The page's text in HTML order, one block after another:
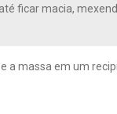
ficar macia,
a massa em um